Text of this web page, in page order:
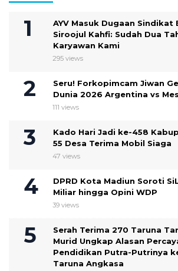
AYV Masuk Dugaan Sindikat
Siroojul Kahfi: Sudah Dua
Karyawan Kami
295 views
Seru! Forkopimcam Jiwan
Dunia 2026 Argentina vs
111 views
Kado Hari Jadi ke-458
55 Desa Terima Mobil Siaga
47 views
DPRD Kota Madiun Soroti
Miliar hingga Opini WDP
39 views
Serah Terima 270 Taruna
Murid Ungkap Alasan
Pendidikan Putra-Putrinya
Taruna Angkasa